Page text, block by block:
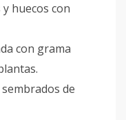
huecos con
con grama
de